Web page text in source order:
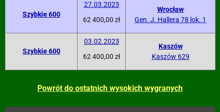
Szybkie 600
27.03.2023
62 400,00 zł
Wrocław
Gen. J. Hallera 78 lok. 1
Szybkie 600
03.02.2023
62 400,00 zł
Kaszów
Kaszów 629
Powrót do ostatnich wysokich wygranych